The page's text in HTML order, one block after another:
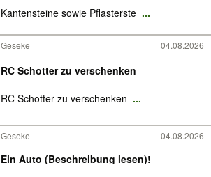
Kantensteine sowie Pflasterste ...
Geseke 04.08.2026
RC Schotter zu verschenken
RC Schotter zu verschenken ...
Geseke 04.08.2026
Ein Auto (Beschreibung lesen)!